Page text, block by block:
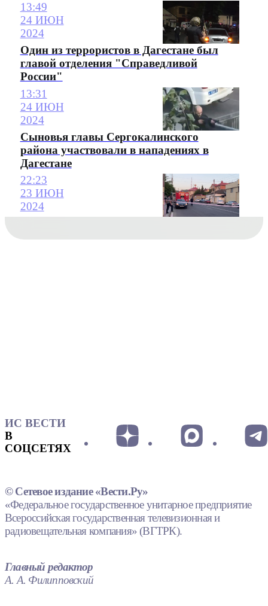
13:49
24 ИЮН
2024
Один из террористов в Дагестане был
главой отделения "Справедливой
России"
13:31
24 ИЮН
2024
Сыновья главы Сергокалинского
района участвовали в нападениях в
Дагестане
22:23
23 ИЮН
2024
ИС ВЕСТИ
В
СОЦСЕТЯХ
© Сетевое издание «Вести.Ру»
«Федеральное государственное унитарное предприятие
Всероссийская государственная телевизионная и
радиовещательная компания» (ВГТРК).
Главный редактор
А. А. Филипповский